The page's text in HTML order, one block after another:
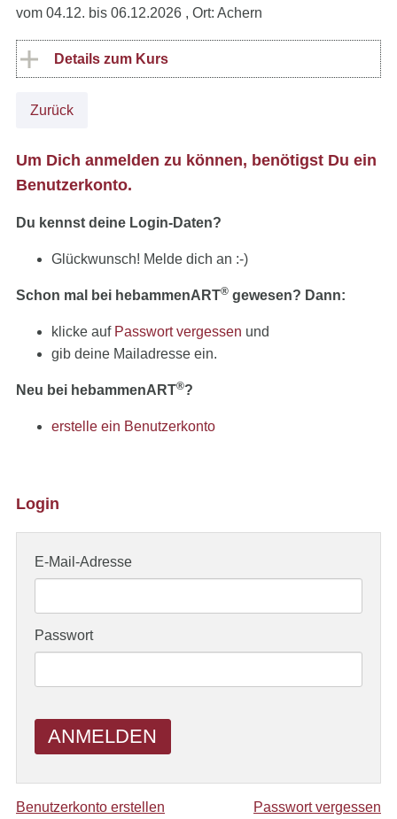
vom 04.12. bis 06.12.2026 , Ort: Achern
Details zum Kurs
Zurück
Um Dich anmelden zu können, benötigst Du ein
Benutzerkonto.
Du kennst deine Login-Daten?
Glückwunsch! Melde dich an :-)
Schon mal bei hebammenART® gewesen? Dann:
klicke auf Passwort vergessen und
gib deine Mailadresse ein.
Neu bei hebammenART®?
erstelle ein Benutzerkonto
Login
E-Mail-Adresse
Passwort
ANMELDEN
Benutzerkonto erstellen Passwort vergessen